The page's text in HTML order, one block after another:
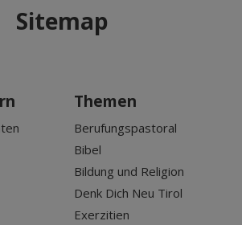
Sitemap
Themen
Berufungspastoral
Bibel
Bildung und Religion
Denk Dich Neu Tirol
Exerzitien